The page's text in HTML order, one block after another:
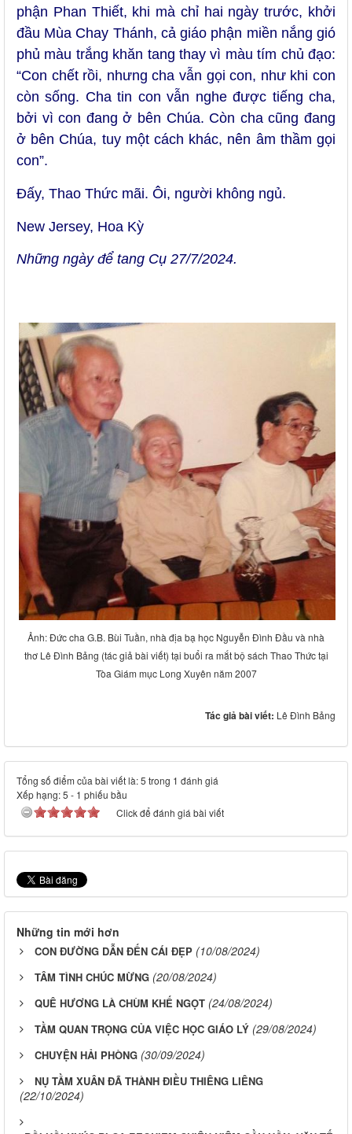
phận Phan Thiết, khi mà chỉ hai ngày trước, khởi
đầu Mùa Chay Thánh, cả giáo phận miền nắng gió
phủ màu trắng khăn tang thay vì màu tím chủ đạo:
“Con chết rồi, nhưng cha vẫn gọi con, như khi con
còn sống. Cha tin con vẫn nghe được tiếng cha,
bởi vì con đang ở bên Chúa. Còn cha cũng đang
ở bên Chúa, tuy một cách khác, nên âm thầm gọi
con”.
Đấy, Thao Thức mãi. Ôi, người không ngủ.
New Jersey, Hoa Kỳ
Những ngày để tang Cụ 27/7/2024.
Ảnh: Đức cha G.B. Bùi Tuần, nhà địa bạ học Nguyễn Đình Đầu và nhà
thơ Lê Đình Bảng (tác giả bài viết) tại buổi ra mắt bộ sách Thao Thức tại
Tòa Giám mục Long Xuyên năm 2007
Tác giả bài viết: Lê Đình Bảng
Tổng số điểm của bài viết là: 5 trong 1 đánh giá
Xếp hạng:5 - 1 phiếu bầu
Click để đánh giá bài viết
Những tin mới hơn
CON ĐƯỜNG DẪN ĐẾN CÁI ĐẸP (10/08/2024)
TÂM TÌNH CHÚC MỪNG (20/08/2024)
QUÊ HƯƠNG LÀ CHÙM KHẾ NGỌT (24/08/2024)
TẦM QUAN TRỌNG CỦA VIỆC HỌC GIÁO LÝ (29/08/2024)
CHUYỆN HẢI PHÒNG (30/09/2024)
NỤ TẦM XUÂN ĐÃ THÀNH ĐIỀU THIÊNG LIÊNG
(22/10/2024)